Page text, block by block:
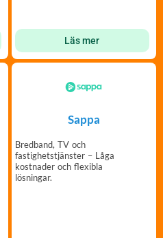
Läs mer
Sappa
Bredband, TV och
fastighetstjänster – Låga
kostnader och flexibla
lösningar.